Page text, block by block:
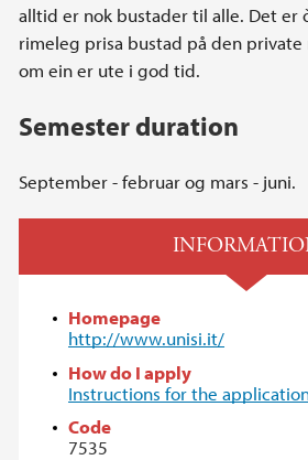
alltid er nok bustader til alle. Det er
rimeleg prisa bustad på den private
om ein er ute i god tid.
Semester duration
September - februar og mars - juni.
Homepage
http://www.unisi.it/
How do I apply
Instructions for the
Code
7535